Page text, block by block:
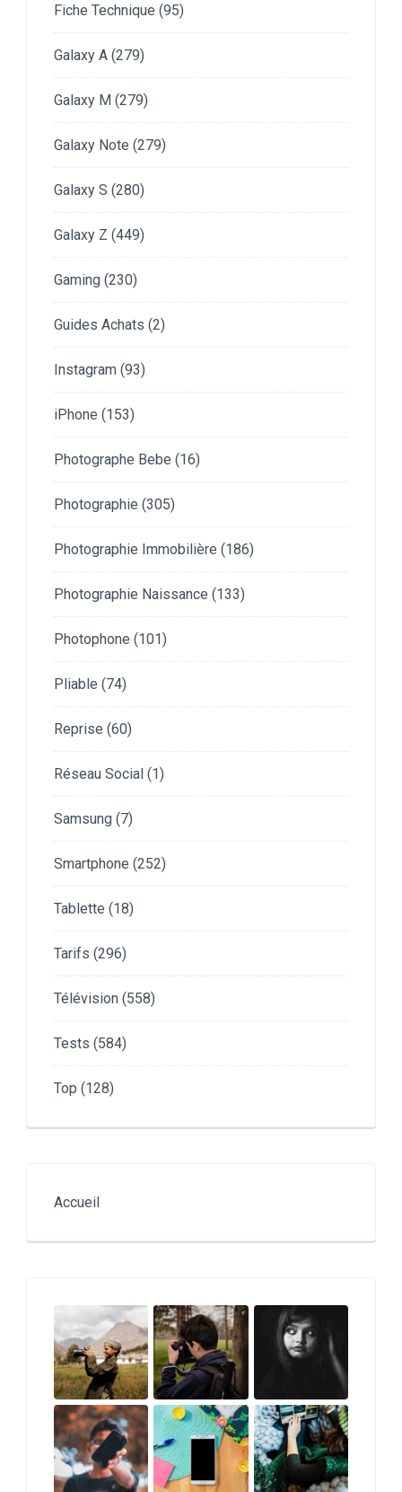
Fiche Technique (95)
Galaxy A (279)
Galaxy M (279)
Galaxy Note (279)
Galaxy S (280)
Galaxy Z (449)
Gaming (230)
Guides Achats (2)
Instagram (93)
iPhone (153)
Photographe Bebe (16)
Photographie (305)
Photographie Immobilière (186)
Photographie Naissance (133)
Photophone (101)
Pliable (74)
Reprise (60)
Réseau Social (1)
Samsung (7)
Smartphone (252)
Tablette (18)
Tarifs (296)
Télévision (558)
Tests (584)
Top (128)
Accueil